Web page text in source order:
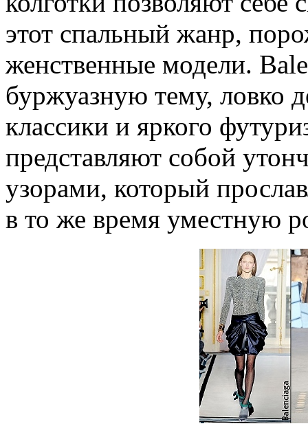
этот спальный жанр,
женственные модели.
буржуазную тему, ловко
классики и яркого
представляют собой
узорами, который
в то же время уместную